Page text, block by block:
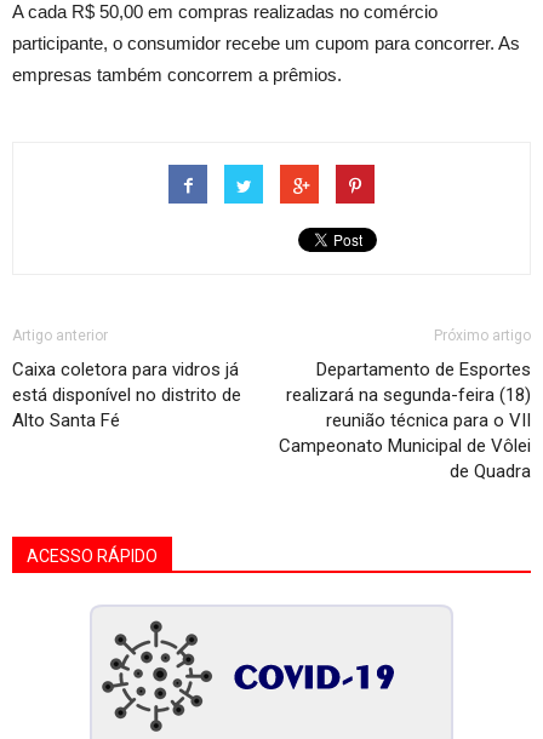
A cada R$ 50,00 em compras realizadas no comércio
participante, o consumidor recebe um cupom para concorrer. As
empresas também concorrem a prêmios.
Artigo anterior
Caixa coletora para vidros já
está disponível no distrito de
Alto Santa Fé
Próximo artigo
Departamento de Esportes
realizará na segunda-feira (18)
reunião técnica para o VII
Campeonato Municipal de Vôlei
de Quadra
ACESSO RÁPIDO